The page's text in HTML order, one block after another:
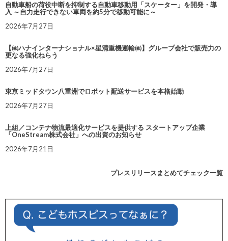
自動車船の荷役中断を抑制する自動車移動用「スケーター」を開発・導
入 ～自力走行できない車両を約5分で移動可能に～
2026年7月27日
【㈱ハナインターナショナル×星清重機運輸㈱】グループ会社で販売力の
更なる強化ねらう
2026年7月27日
東京ミッドタウン八重洲でロボット配送サービスを本格始動
2026年7月27日
上組／コンテナ物流最適化サービスを提供する スタートアップ企業
「OneStream株式会社」への出資のお知らせ
2026年7月21日
プレスリリースまとめてチェック一覧